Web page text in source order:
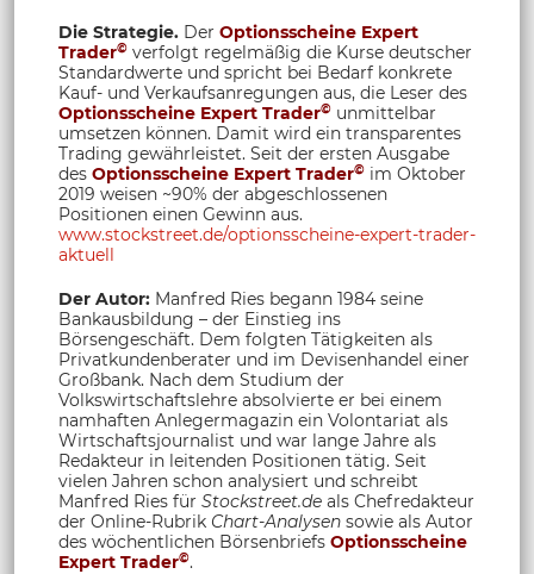
Die Strategie. Der Optionsscheine Expert
Trader© verfolgt regelmäßig die Kurse deutscher
Standardwerte und spricht bei Bedarf konkrete
Kauf- und Verkaufsanregungen aus, die Leser des
Optionsscheine Expert Trader© unmittelbar
umsetzen können. Damit wird ein transparentes
Trading gewährleistet. Seit der ersten Ausgabe
des Optionsscheine Expert Trader© im Oktober
2019 weisen ~90% der abgeschlossenen
Positionen einen Gewinn aus.
www.stockstreet.de/optionsscheine-expert-trader-
aktuell
Der Autor: Manfred Ries begann 1984 seine
Bankausbildung – der Einstieg ins
Börsengeschäft. Dem folgten Tätigkeiten als
Privatkundenberater und im Devisenhandel einer
Großbank. Nach dem Studium der
Volkswirtschaftslehre absolvierte er bei einem
namhaften Anlegermagazin ein Volontariat als
Wirtschaftsjournalist und war lange Jahre als
Redakteur in leitenden Positionen tätig. Seit
vielen Jahren schon analysiert und schreibt
Manfred Ries für Stockstreet.de als Chefredakteur
der Online-Rubrik Chart-Analysen sowie als Autor
des wöchentlichen Börsenbriefs Optionsscheine
Expert Trader©.